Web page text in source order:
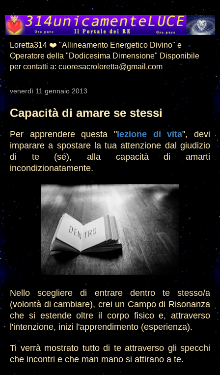
Loretta314 ❤️ "Allineamento Energetico Divino" e
Operatore della "Dodicesima Dimensione" Disponibile
per contatti a: cuoresacroloretta@gmail.com
venerdì 11 gennaio 2013
Capacità di amare se stessi
Per apprendere questa " ezione di vita", devi
imparare a spostare la tua attenzione dal giudizio
di te (sé), alla capacità di amarti
incondizionatamente.
Nello scegliere di entrare dentro te stesso/a
(volontà di cambiare), crei un Campo di Risonanza
che si estende oltre il corpo fisico e, attraverso
l'intenzione, inizi l'apprendimento (esperienza).
Ti verrà mostrato tutto di te attraverso gli specchi
che incontri e che man mano si attirano a te.